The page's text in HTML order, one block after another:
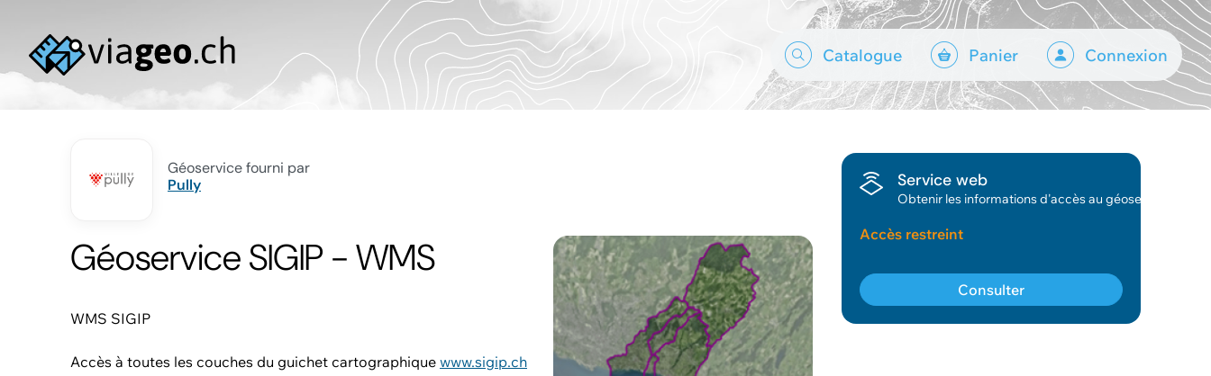
Catalogue Panier Connexion
Géoservice fourni par
Pully
Géoservice SIGIP - WMS
WMS SIGIP
Accès à toutes les couches du guichet cartographique www.sigip.ch
Service web
Accès restreint
Consulter